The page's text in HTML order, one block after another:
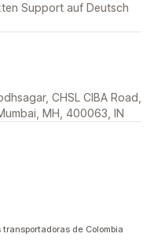
Support auf Deutsch
CHSL CIBA Road,
MH, 400063, IN
de Colombia